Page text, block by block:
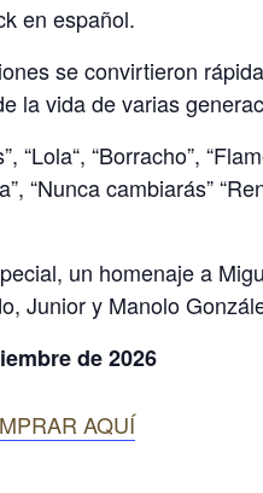
en español.
se convirtieron
la vida de varias
“Lola“, “Borracho”,
“Nunca cambiarás”
un homenaje a
Junior y Manolo
de 2026
AQUÍ